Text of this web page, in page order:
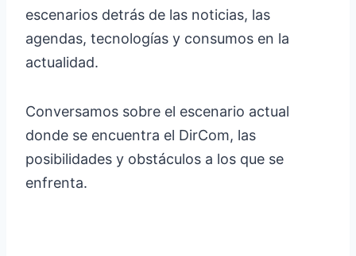
escenarios detrás de las noticias, las
agendas, tecnologías y consumos en la
actualidad.
Conversamos sobre el escenario actual
donde se encuentra el DirCom, las
posibilidades y obstáculos a los que se
enfrenta.